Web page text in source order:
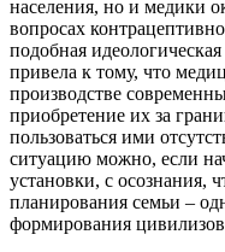
населения, но и медики
вопросах
подобная
привела к тому, что
производстве
приобретение их за
пользоваться ими
ситуацию можно, если
уста­новки, с осознания,
планирования семьи –
формирования